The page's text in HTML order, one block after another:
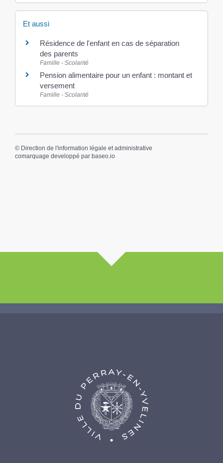
Et aussi
Résidence de l'enfant en cas de séparation
des parents
Famille - Scolarité
Pension alimentaire pour un enfant : montant et
versement
Famille - Scolarité
© Direction de l'information légale et administrative
comarquage developpé par baseo.io